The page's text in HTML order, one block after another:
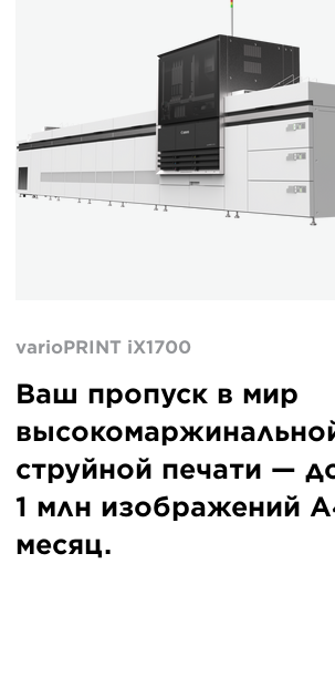
varioPRINT iX1700
Ваш пропуск в мир
струйной печати —
1 млн изображений
месяц.